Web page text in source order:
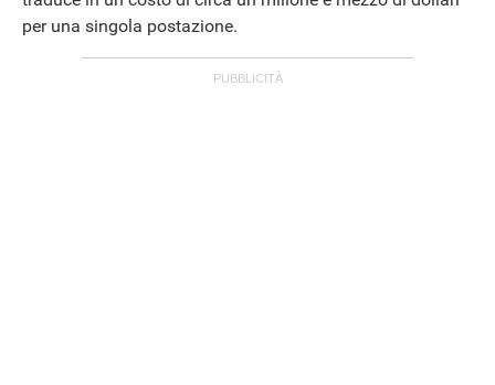
per una singola postazione.